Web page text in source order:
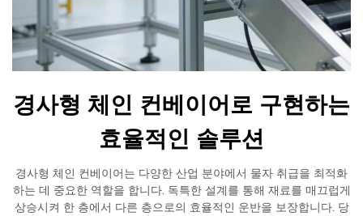
경사형 체인 컨베이어로 구현하는
효율적인 솔루션
경사형 체인 컨베이어는 다양한 산업 분야에서 물자 취급을 최적화
하는 데 중요한 역할을 합니다. 독특한 설계를 통해 재료를 매끄럽게
상승시켜 한 층에서 다른 층으로의 효율적인 운반을 보장합니다. 당